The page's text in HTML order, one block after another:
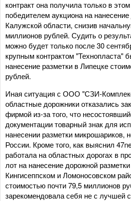
контракт она получила только в
победителем аукциона на
Калужской области, снизив
миллионов рублей. Судить о
можно будет только после 30
крупным контрактом "Технопласта"
нанесение разметки в Липецке
рублей.
Иная ситуация с ООО "СЗИ-
областные дорожники отказались
фирмой из-за того, что
документации товарный знак для
нанесении разметки микрошариков,
России. Кроме того, как выяснил
работала на областных дорогах в
лот на нанесение дорожной
Кингисеппском и Ломоносовском
стоимостью почти 79,5 миллионов
зарекомендовала себя не с лучшей